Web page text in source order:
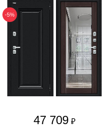
-5%
47 709 ₽